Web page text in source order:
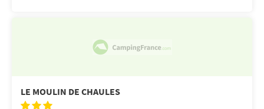
LE MOULIN DE CHAULES